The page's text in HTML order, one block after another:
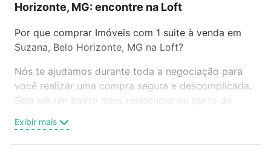
Horizonte, MG: encontre na Loft
Por que comprar Imóveis com 1 suite à venda em
Suzana, Belo Horizonte, MG na Loft?
Nós te ajudamos durante toda a negociação para
você realizar uma compra segura e descomplicada.
Seja em um bairro mais residencial ou perto do
oferta ideal de Imóveis com 1 suite à venda em
Suzana, Belo Horizonte, MG para conquistar seu
Exibir mais